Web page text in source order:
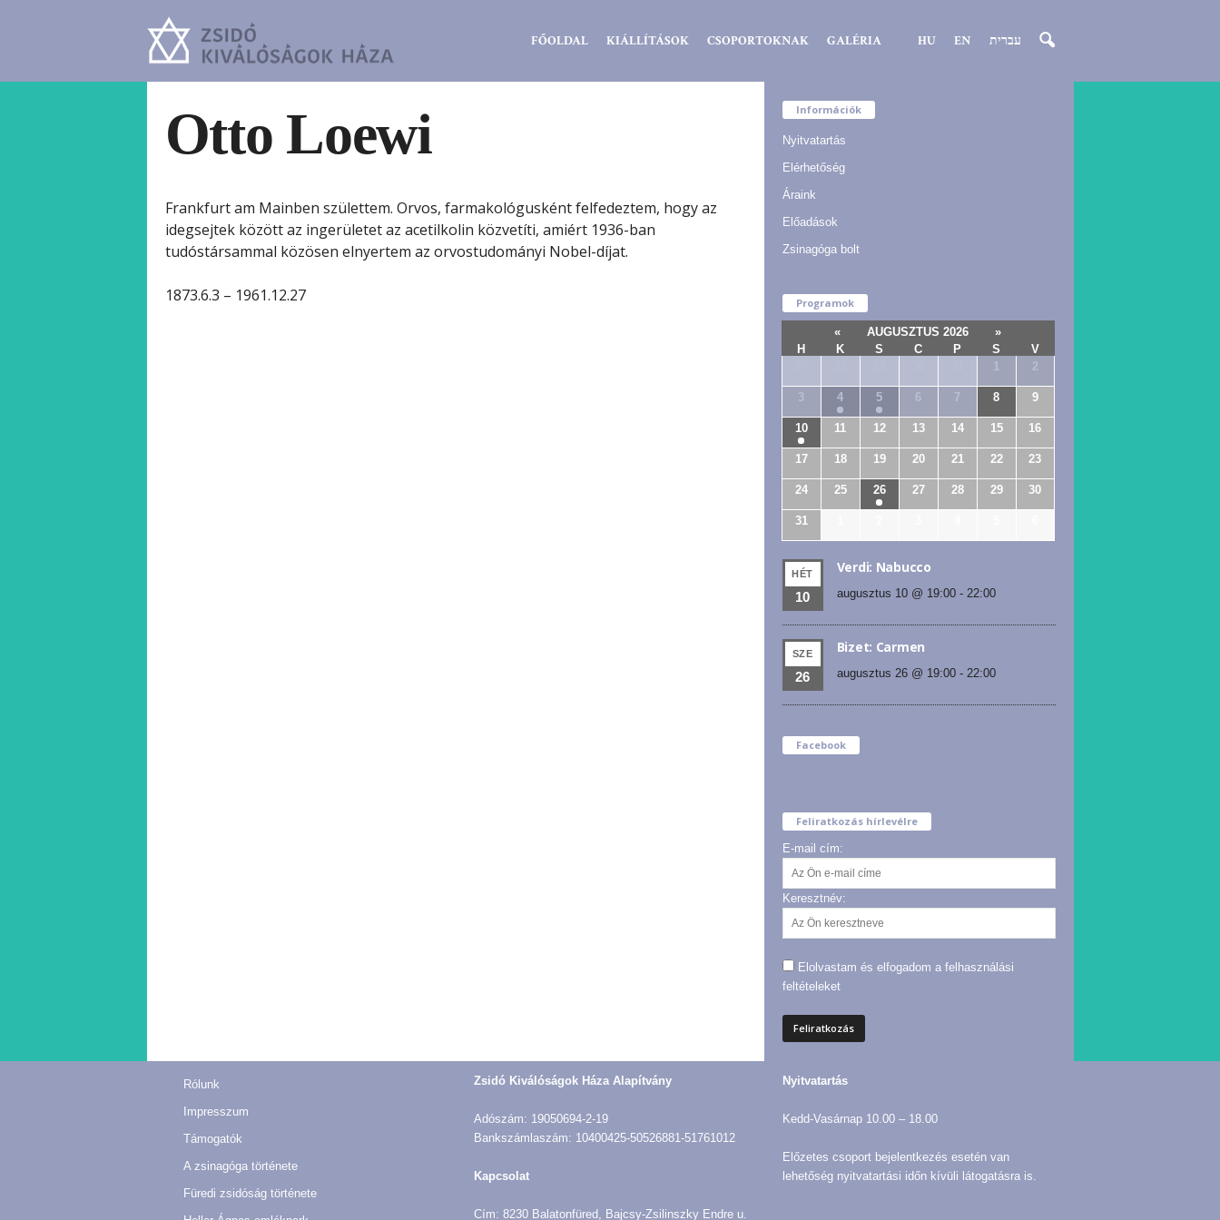
FŐOLDAL KIÁLLÍTÁSOK CSOPORTOKNAK GALÉRIA HU EN עברית
Otto Loewi
Frankfurt am Mainben születtem. Orvos, farmakológusként felfedeztem, hogy az
idegsejtek között az ingerületet az acetilkolin közvetíti, amiért 1936-ban
tudóstársammal közösen elnyertem az orvostudományi Nobel-díjat.
1873.6.3 – 1961.12.27
Információk
Nyitvatartás
Elérhetőség
Áraink
Előadások
Zsinagóga bolt
Programok
« AUGUSZTUS 2026
»
H
K S C P S
V
2
3 4 5 6 7 8 9
10 11 12 13 14 15 16
17 18 19 20 21 22 23
24 25 26 27 28 29 30
31
HÉT
10
Verdi: Nabucco
augusztus 10 @ 19:00- 22:00
SZE
26
Bizet: Carmen
augusztus 26 @ 19:00- 22:00
Facebook
Feliratkozás hírlevélre
E-mail cím:
Keresztnév:
Elolvastam és elfogadom a felhasználási
feltételeket
Rólunk
Impresszum
Támogatók
A zsinagóga története
Füredi zsidóság története
Zsidó Kiválóságok Háza Alapítvány
Adószám: 19050694-2-19
Bankszámlaszám: 10400425-50526881-51761012
Kapcsolat
Cím: 8230 Balatonfüred, Bajcsy-Zsilinszky Endre u.
Nyitvatartás
Kedd-Vasárnap 10.00 – 18.00
Előzetes csoport bejelentkezés esetén van
lehetőség nyitvatartási időn kívüli látogatásra is.